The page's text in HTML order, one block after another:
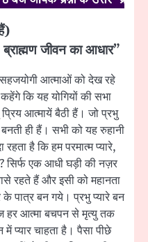
जीवन का आधार”
आत्माओं को देख रहे
कि यह योगियों की सभा
आत्मायें बैठी हैं। जो प्रभु
ही हैं। सभी को यह रुहानी
है कि हम परमात्म प्यारे,
सिर्फ एक आधी घड़ी की नज़र
रहते हैं और इसी को महानता
पात्र बन गये। प्रभु प्यारे बन
हर आत्मा बचपन से मृत्यु तक
प्यार चाहता है। पैसा पीछे